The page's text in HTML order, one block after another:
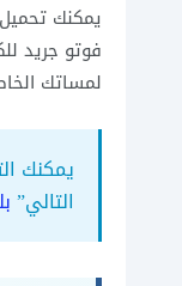
يمكنك
فوتو جريد
لمساتك
يمكنك
التالي”